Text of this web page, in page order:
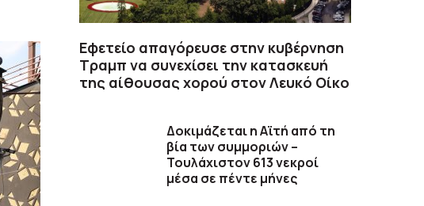
Εφετείο απαγόρευσε στην κυβέρνηση
Τραμπ να συνεχίσει την κατασκευή
της αίθουσας χορού στον Λευκό Οίκο
Δοκιμάζεται η Αϊτή από τη
βία των συμμοριών –
Τουλάχιστον 613 νεκροί
μέσα σε πέντε μήνες